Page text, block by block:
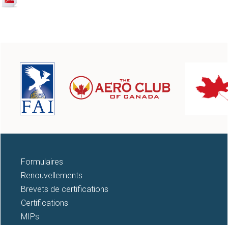
Formulaires
Renouvellements
Brevets de certifications
Certifications
MIPs